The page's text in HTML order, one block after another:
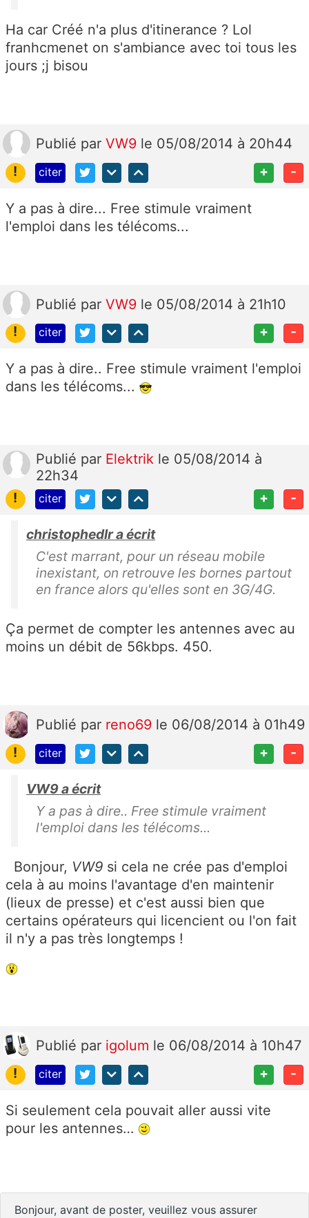
Ha car Créé n'a plus d'itinerance ? Lol
franhcmenet on s'ambiance avec toi tous les
jours ;j bisou
Publié par VW9 le 05/08/2014 à 20h44
!
citer + -
Y a pas à dire... Free stimule vraiment
l'emploi dans les télécoms...
Publié par VW9 le 05/08/2014 à 21h10
!
citer + -
Y a pas à dire.. Free stimule vraiment l'emploi
dans les télécoms...
Publié par Elektrik le 05/08/2014 à
22h34
!
citer + -
christophedlr a écrit
C'est marrant, pour un réseau mobile
inexistant, on retrouve les bornes partout
en france alors qu'elles sont en 3G/4G.
Ça permet de compter les antennes avec au
moins un débit de 56kbps. 450.
Publié par reno69 le 06/08/2014 à 01h49
!
citer + -
VW9 a écrit
Y a pas à dire.. Free stimule vraiment
l'emploi dans les télécoms...
Bonjour, VW9 si cela ne crée pas d'emploi
cela à au moins l'avantage d'en maintenir
(lieux de presse) et c'est aussi bien que
certains opérateurs qui licencient ou l'on fait
il n'y a pas très longtemps !
Publié par igolum le 06/08/2014 à 10h47
!
citer + -
Si seulement cela pouvait aller aussi vite
pour les antennes…
Bonjour, avant de poster, veuillez vous assurer